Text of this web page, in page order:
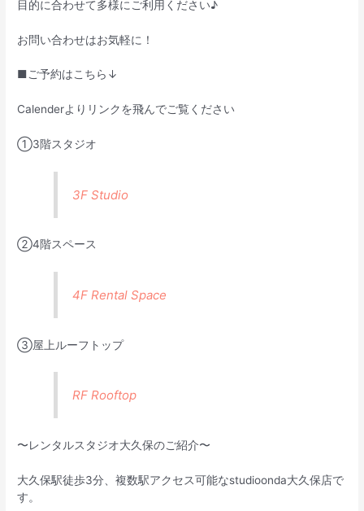
目的に合わせて多様にご利用ください♪
お問い合わせはお気軽に！
■ご予約はこちら↓
Calenderよりリンクを飛んでご覧ください
①3階スタジオ
3F Studio
②4階スペース
4F Rental Space
③屋上ルーフトップ
RF Rooftop
〜レンタルスタジオ大久保のご紹介〜
大久保駅徒歩3分、複数駅アクセス可能なstudioonda大久保店で
す。